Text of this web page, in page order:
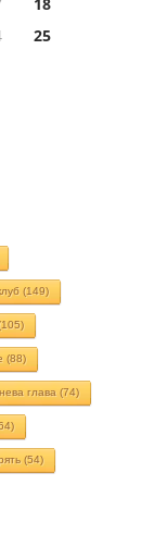
25
(149)
(88)
глава (74)
(54)